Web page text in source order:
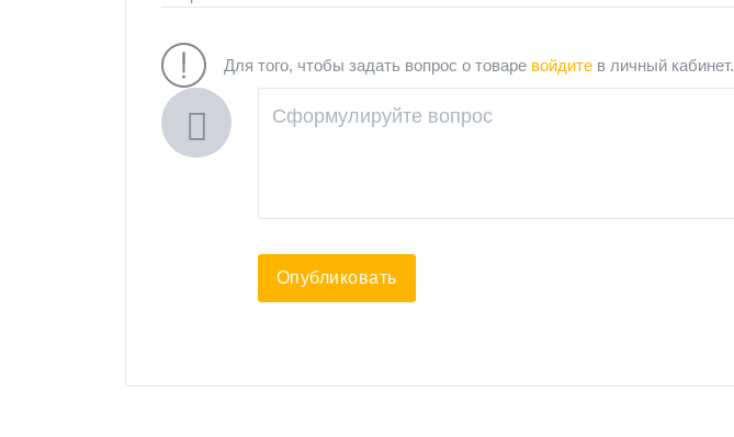
Для того, чтобы задать вопрос о товаре войдите в личный кабинет.
Опубликовать